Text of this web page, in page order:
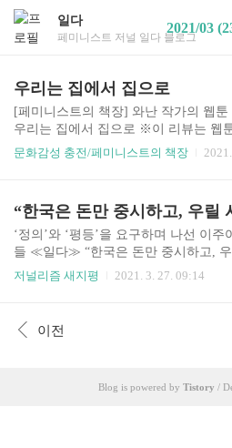
일다
페미니스트 저널 일다 블로그
2021/03
우리는 집에서 집으로
[페미니스트의 책장] 와난 작가의 웹
우리는 집에서 집으로 ※이 리뷰는 웹
포일러를 일부 포함하고 있습니다. 1.
“행복한 가정은 모두 모습이 비슷하고
정은 모두 제각각 불행을 안고 있다.” -
토이 집은 뭘까. 잘 수 있는 곳, 밥을 먹
수 있는 곳, 쉴 수 있는 곳을 집이라고
데 집은 뭘까. 나의 집과 너의 집, 모두
을 놀러가면 우리 집과는 어떻게 다른
살펴보게 된다. 너희 집 식탁은 이렇게..
문화감성 충전/페미니스트의 책장
‘정의’와 ‘평등’을 요구하며 나선 이주
들 ≪일다≫ “한국은 돈만 중시하고,
로 보지 않아” “한국 역사에 대한 저의
하였습니다. www.ildaro.com “한국 역
의 짧은 지식으로 한 말씀 드릴게요. 한
벗어나기 위해서 많은 노력을 하였습
저널리즘 새지평 2021. 3. 27. 09:14
이전
Blog is powered by Tistory /